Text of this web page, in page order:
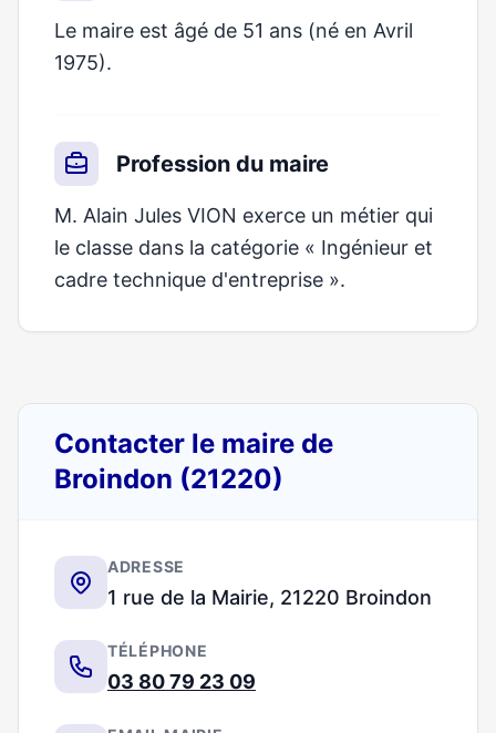
Le maire est âgé de 51 ans (né en Avril
1975).
Profession du maire
M. Alain Jules VION exerce un métier qui
le classe dans la catégorie « Ingénieur et
cadre technique d'entreprise ».
Contacter le maire de
Broindon (21220)
ADRESSE
1 rue de la Mairie, 21220 Broindon
TÉLÉPHONE
03 80 79 23 09